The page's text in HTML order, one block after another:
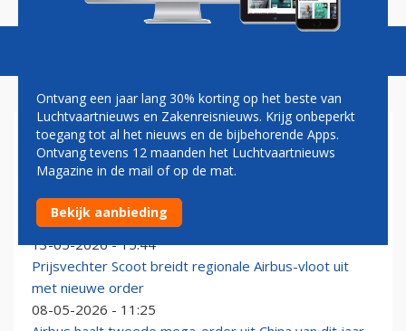
AIRBUS A320NEO
Royal Jordanian start deze zomer lijndienst naar
Tashkent
13-05-2026 - 15:44
Prijsvechter Scoot breidt regionale Airbus-vloot uit
met nieuwe order
08-05-2026 - 11:25
Ontvang een jaar lang 30% korting op het beste van
Luchtvaartnieuws en Zakenreisnieuws. Krijg onbeperkt
toegang tot al het nieuws en de bijbehorende Apps.
Ontvang tevens 12 maanden het Luchtvaartnieuws
Magazine in de mail of op de mat.
Bekijk aanbieding